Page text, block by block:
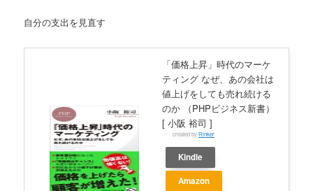
自分の支出を見直す
「価格上昇」時代のマーケ
ティング なぜ、あの会社は
値上げをしても売れ続ける
のか （PHPビジネス新書）
[ 小阪 裕司 ]
created byRinker
Kindle
Amazon